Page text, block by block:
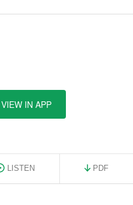
VIEW IN APP
LISTEN PDF